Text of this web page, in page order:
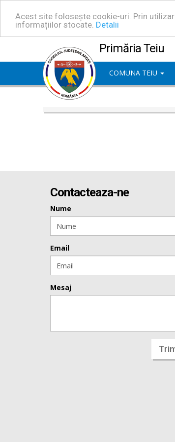
Acest site folosește cookie-uri. Prin
informațiilor stocate. Detalii
Primăria Teiu
COMUNA TEIU
Contacteaza-ne
Nume
Email
Mesaj